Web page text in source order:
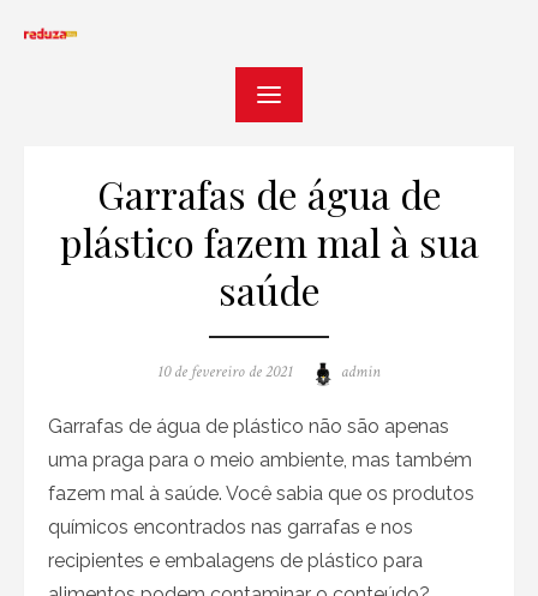
Garrafas de água de
plástico fazem mal à sua
saúde
Posted
10 de fevereiro de 2021 Author
admin
Garrafas de água de plástico não são apenas
uma praga para o meio ambiente, mas também
fazem mal à saúde. Você sabia que os produtos
químicos encontrados nas garrafas e nos
recipientes e embalagens de plástico para